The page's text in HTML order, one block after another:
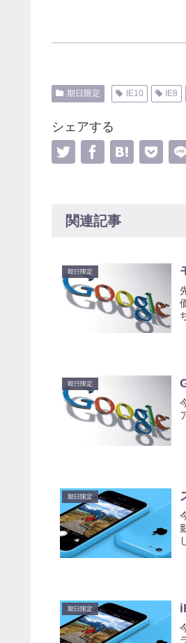
期日限定 IE10 IE8
シェアする
関連記事
期日限定
期日限定
期日限定
期日限定